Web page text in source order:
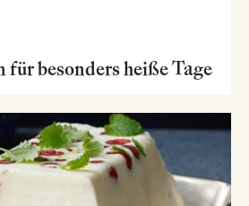
für besonders heiße Tage